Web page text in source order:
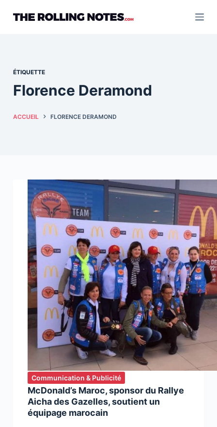
ÉTIQUETTE
Florence Deramond
ACCUEIL FLORENCE DERAMOND
Communication & Publicité
McDonald’s Maroc, sponsor du Rallye
Aicha des Gazelles, soutient un
équipage marocain